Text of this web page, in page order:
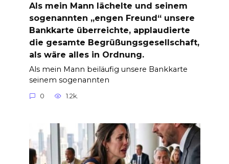
Als mein Mann lächelte und seinem
sogenannten „engen Freund“ unsere
Bankkarte überreichte, applaudierte
die gesamte Begrüßungsgesellschaft,
als wäre alles in Ordnung.
Als mein Mann beiläufig unsere Bankkarte
seinem sogenannten
0 1.2k.